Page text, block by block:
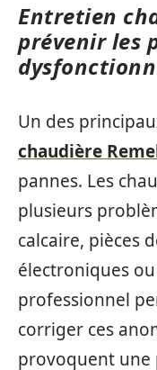
Entretien
prévenir les
Un des
chaudière
pannes. Les
plusieurs
calcaire, pièces
électroniques
professionnel
corriger ces
provoquent une